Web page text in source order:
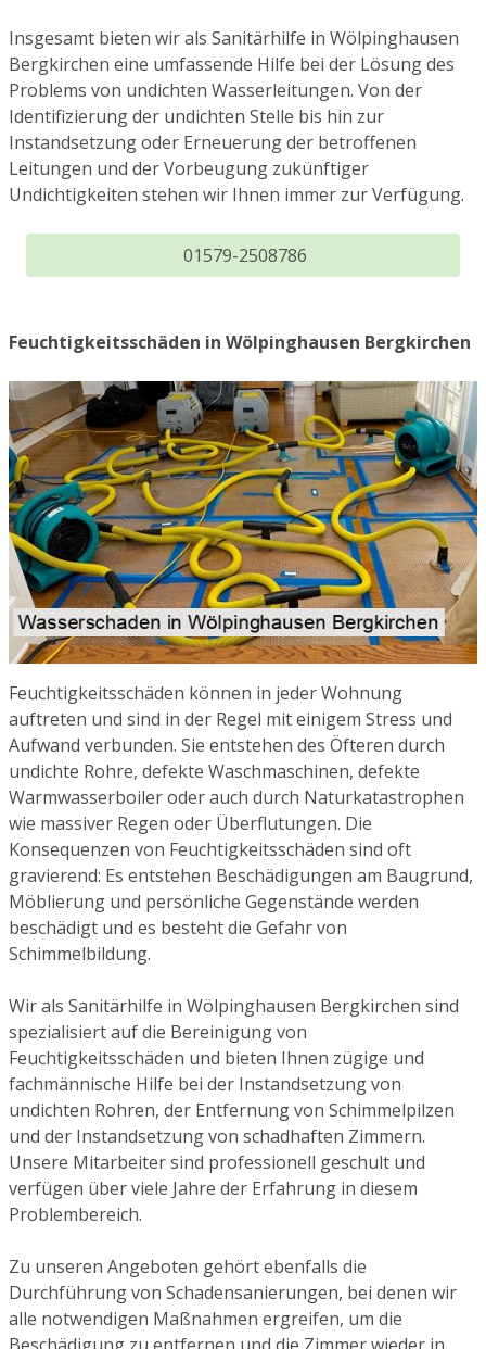
Insgesamt bieten wir als Sanitärhilfe in Wölpinghausen
Bergkirchen eine umfassende Hilfe bei der Lösung des
Problems von undichten Wasserleitungen. Von der
Identifizierung der undichten Stelle bis hin zur
Instandsetzung oder Erneuerung der betroffenen
Leitungen und der Vorbeugung zukünftiger
Undichtigkeiten stehen wir Ihnen immer zur Verfügung.
01579-2508786
Feuchtigkeitsschäden in Wölpinghausen Bergkirchen
Feuchtigkeitsschäden können in jeder Wohnung
auftreten und sind in der Regel mit einigem Stress und
Aufwand verbunden. Sie entstehen des Öfteren durch
undichte Rohre, defekte Waschmaschinen, defekte
Warmwasserboiler oder auch durch Naturkatastrophen
wie massiver Regen oder Überflutungen. Die
Konsequenzen von Feuchtigkeitsschäden sind oft
gravierend: Es entstehen Beschädigungen am Baugrund,
Möblierung und persönliche Gegenstände werden
beschädigt und es besteht die Gefahr von
Schimmelbildung.
Wir als Sanitärhilfe in Wölpinghausen Bergkirchen sind
spezialisiert auf die Bereinigung von
Feuchtigkeitsschäden und bieten Ihnen zügige und
fachmännische Hilfe bei der Instandsetzung von
undichten Rohren, der Entfernung von Schimmelpilzen
und der Instandsetzung von schadhaften Zimmern.
Unsere Mitarbeiter sind professionell geschult und
verfügen über viele Jahre der Erfahrung in diesem
Problembereich.
Zu unseren Angeboten gehört ebenfalls die
Durchführung von Schadensanierungen, bei denen wir
alle notwendigen Maßnahmen ergreifen, um die